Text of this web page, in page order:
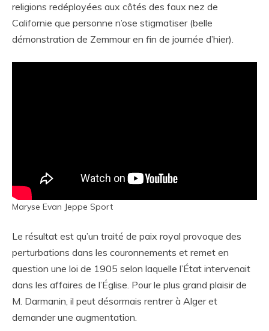
religions redéployées aux côtés des faux nez de
Californie que personne n’ose stigmatiser (belle
démonstration de Zemmour en fin de journée d’hier).
Maryse Evan Jeppe Sport
Le résultat est qu’un traité de paix royal provoque des
perturbations dans les couronnements et remet en
question une loi de 1905 selon laquelle l’État intervenait
dans les affaires de l’Église. Pour le plus grand plaisir de
M. Darmanin, il peut désormais rentrer à Alger et
demander une augmentation.